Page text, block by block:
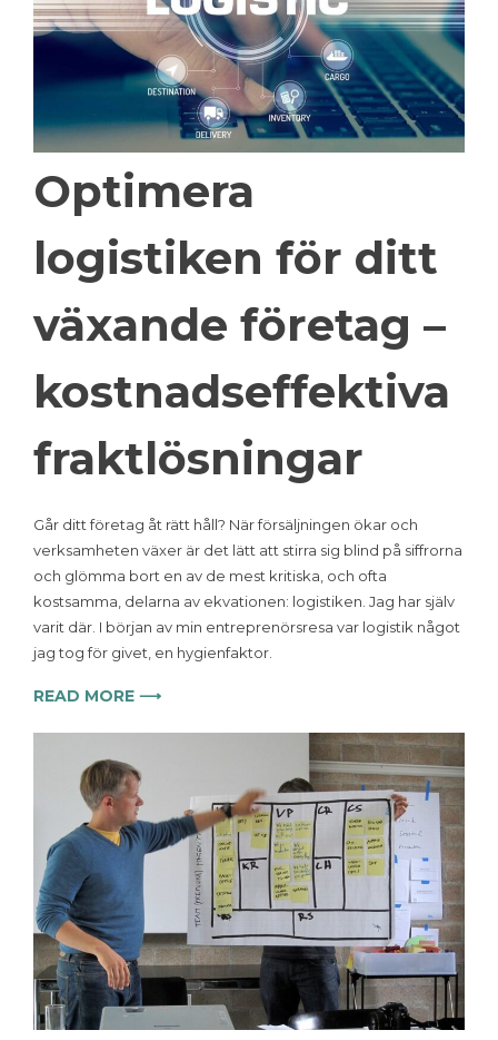
Optimera
logistiken för ditt
växande företag –
kostnadseffektiva
fraktlösningar
Går ditt företag åt rätt håll? När försäljningen ökar och
verksamheten växer är det lätt att stirra sig blind på siffrorna
och glömma bort en av de mest kritiska, och ofta
kostsamma, delarna av ekvationen: logistiken. Jag har själv
varit där. I början av min entreprenörsresa var logistik något
jag tog för givet, en hygienfaktor.
READ MORE ⟶